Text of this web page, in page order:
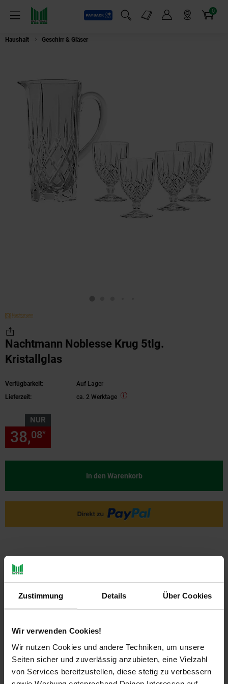
Zustimmung Details Über Cookies
Wir verwenden Cookies!
Wir nutzen Cookies und andere Techniken, um unsere
Seiten sicher und zuverlässig anzubieten, eine Vielzahl
von Services bereitzustellen, diese stetig zu verbessern
Menü
Payback
Suchfeld einblenden
Markt-Angebote 0
Artikel
Haushalt Geschirr & Gläser
Nachtmann Noblesse Krug 5tlg.
Kristallglas
Verfügbarkeit:
Auf Lager
Lieferzeit:
ca. 2 Werktage
NUR
38,08*
In den Warenkorb
Payback Punkte Basis°Punkte:
19
Extra°Punkte:
0